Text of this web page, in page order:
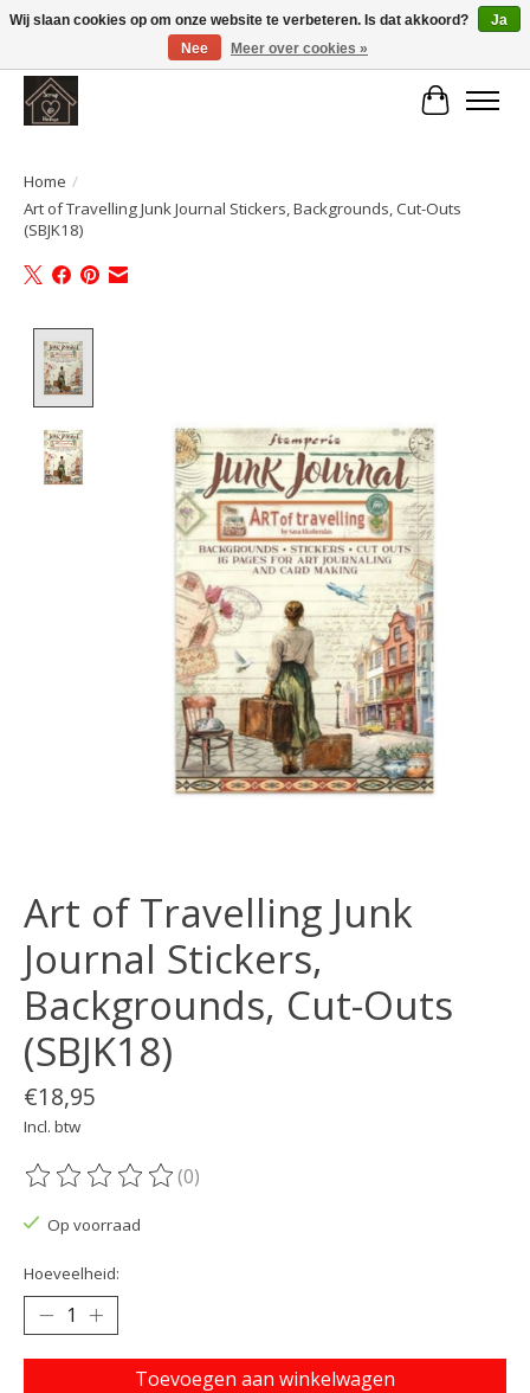
Large selection of products and fast shipping!
Home /
Art of Travelling Junk Journal Stickers, Backgrounds, Cut-Outs
(SBJK18)
Art of Travelling Junk
Journal Stickers,
Backgrounds, Cut-Outs
(SBJK18)
€18,95
Incl. btw
De beoordeling van dit product is
(0)
Op voorraad
Hoeveelheid:
Toevoegen aan winkelwagen
Wij slaan cookies op om onze website te verbeteren. Is dat akkoord?
Ja
Nee
Meer over cookies »